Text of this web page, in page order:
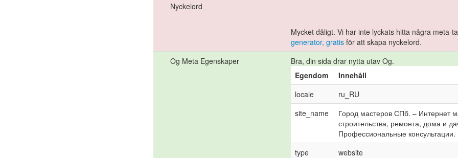
Nyckelord
Mycket dåligt. Vi har inte lyckats hitta några meta-
generator, gratis för att skapa nyckelord.
Og Meta Egenskaper
Bra, din sida drar nytta utav Og.
Egendom
Innehåll
locale
ru_RU
site_name
Город мастеров СПб. – Интернет
строительства, ремонта, дома и
Профессиональные
type
website